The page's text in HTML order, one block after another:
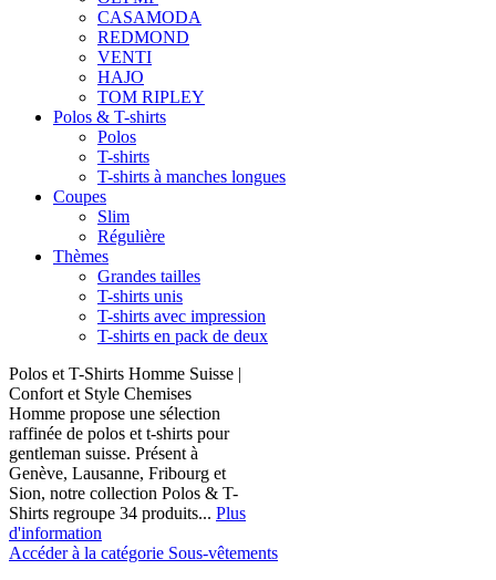
CASAMODA
REDMOND
VENTI
HAJO
TOM RIPLEY
Polos & T-shirts
Polos
T-shirts
T-shirts à manches longues
Coupes
Slim
Régulière
Thèmes
Grandes tailles
T-shirts unis
T-shirts avec impression
T-shirts en pack de deux
Polos et T-Shirts Homme Suisse |
Confort et Style Chemises
Homme propose une sélection
raffinée de polos et t-shirts pour
gentleman suisse. Présent à
Genève, Lausanne, Fribourg et
Sion, notre collection Polos & T-
Shirts regroupe 34 produits... Plus
d'information
Accéder à la catégorie Sous-vêtements